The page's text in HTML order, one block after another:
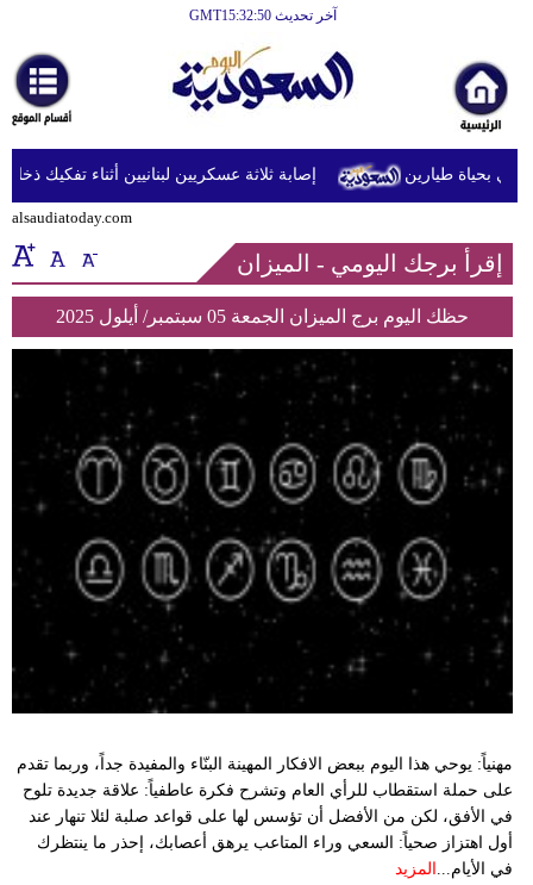
آخر تحديث GMT15:32:50
أخبارعاجلة
رياضة
ثقافة
فن
وموسيقى
وتغذية
سياحة
وسفر
ديكور
تعليم
مرأة
علوم
إصابة ثلاثة عسكريين لبنانيين أثناء تفكيك بحياة طيارين
alsaudiatoday.com
إقرأ برجك اليومي - الميزان
حظك اليوم برج الميزان الجمعة 05 سبتمبر/ أيلول 2025
مهنياً: يوحي هذا اليوم ببعض الافكار المهينة البنّاء والمفيدة جداً، وربما تقدم
على حملة استقطاب للرأي العام وتشرح فكرة عاطفياً: علاقة جديدة تلوح
في الأفق، لكن من الأفضل أن تؤسس لها على قواعد صلبة لئلا تنهار عند
أول اهتزاز صحياً: السعي وراء المتاعب يرهق أعصابك، إحذر ما ينتظرك
في الأيام... المزيد